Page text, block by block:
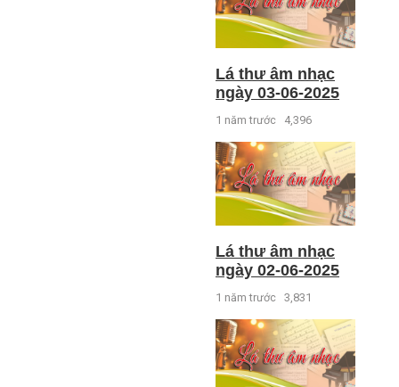
Lá thư âm nhạc
ngày 03-06-2025
1 năm trước 4,396
Lá thư âm nhạc
ngày 02-06-2025
1 năm trước 3,831